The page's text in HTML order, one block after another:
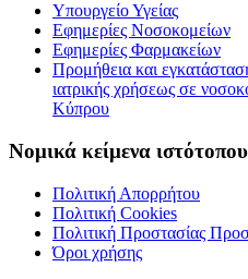
Υπουργείο Υγείας
Εφημερίες Νοσοκομείων
Εφημερίες Φαρμακείων
Προμήθεια και
ιατρικής χρήσεως σε
Κύπρου
Νομικά κείμενα ιστότοπου
Πολιτική Απορρήτου
Πολιτική Cookies
Πολιτική Προστασίας
Όροι χρήσης